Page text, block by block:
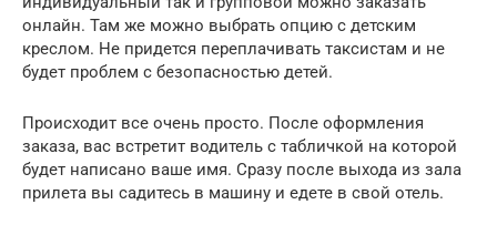
онлайн. Там же можно выбрать опцию с детским
креслом. Не придется переплачивать таксистам и не
будет проблем с безопасностью детей.
Происходит все очень просто. После оформления
заказа, вас встретит водитель с табличкой на которой
будет написано ваше имя. Сразу после выхода из зала
прилета вы садитесь в машину и едете в свой отель.